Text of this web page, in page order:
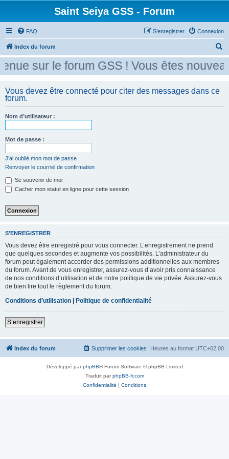
Saint Seiya GSS - Forum
FAQ Connexion
S’enregistrer
Index du forum
e
c
r
sur le forum GSS ! Vous êtes
Vous devez être connecté pour citer des messages dans ce
forum.
Nom d’utilisateur :
Mot de passe :
J’ai oublié mon mot de passe
Renvoyer le courriel de confirmation
Se souvenir de moi
Cacher mon statut en ligne pour cette session
S’ENREGISTRER
Vous devez être enregistré pour vous connecter. L’enregistrement ne prend
que quelques secondes et augmente vos possibilités. L’administrateur du
forum peut également accorder des permissions additionnelles aux membres
du forum. Avant de vous enregistrer, assurez-vous d’avoir pris connaissance
de nos conditions d’utilisation et de notre politique de vie privée. Assurez-vous
de bien lire tout le règlement du forum.
Conditions d’utilisation | Politique de confidentialité
S’enregistrer
Index du forum Heures au format UTC+02:00
Supprimer les cookies
Développé parphpBB® Forum Software © phpBB Limited
Traduit parphpBB-fr.com
Confidentialité | Conditions